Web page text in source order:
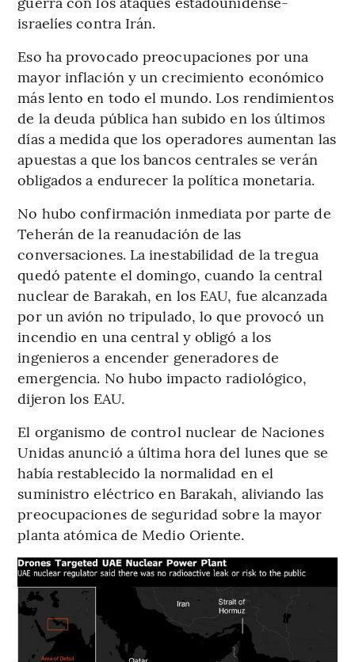
israelíes contra Irán.
Eso ha provocado preocupaciones por una
mayor inflación y un crecimiento económico
más lento en todo el mundo. Los rendimientos
de la deuda pública han subido en los últimos
días a medida que los operadores aumentan las
apuestas a que los bancos centrales se verán
obligados a endurecer la política monetaria.
No hubo confirmación inmediata por parte de
Teherán de la reanudación de las
conversaciones. La inestabilidad de la tregua
quedó patente el domingo, cuando la central
nuclear de Barakah, en los EAU, fue alcanzada
por un avión no tripulado, lo que provocó un
incendio en una central y obligó a los
ingenieros a encender generadores de
emergencia. No hubo impacto radiológico,
dijeron los EAU.
El organismo de control nuclear de Naciones
Unidas anunció a última hora del lunes que se
había restablecido la normalidad en el
suministro eléctrico en Barakah, aliviando las
preocupaciones de seguridad sobre la mayor
planta atómica de Medio Oriente.